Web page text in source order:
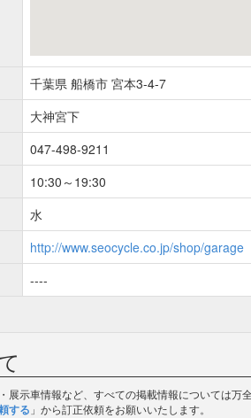
千葉県 船橋市 宮本3-4-7
大神宮下
047-498-9211
10:30～19:30
水
http://www.seocycle.co.jp/shop/garage
----
展示車情報など、すべての掲載情報については万
する 」から訂正依頼をお願いいたします。